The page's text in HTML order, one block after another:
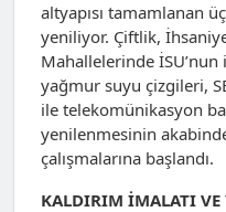
altyapısı tamamlanan
yeniliyor. Çiftlik,
Mahallelerinde
yağmur suyu çizgileri,
ile telekomünikasyon
yenilenmesinin
çalışmalarına başlandı.
KALDIRIM İMALATI VE